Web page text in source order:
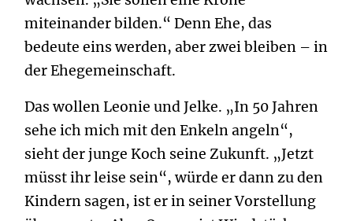
miteinander bilden.“ Denn Ehe, das
bedeute eins werden, aber zwei bleiben – in
der Ehegemeinschaft.
Das wollen Leonie und Jelke. „In 50 Jahren
sehe ich mich mit den Enkeln angeln“,
sieht der junge Koch seine Zukunft. „Jetzt
müsst ihr leise sein“, würde er dann zu den
Kindern sagen, ist er in seiner Vorstellung